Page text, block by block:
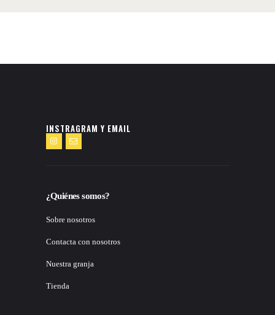
INSTRAGRAM Y EMAIL
¿Quiénes somos?
Sobre nosotros
Contacta con nosotros
Nuestra granja
Tienda